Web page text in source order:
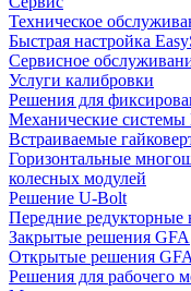
Техническое
Быстрая настройка
Cервисное
Услуги калибровки
Решения для
Механические системы
Встраиваемые
Горизонтальные
колесных модулей
Решение U-Bolt
Передние редукторные
Закрытые решения GFA
Открытые решения GFA
Решения для рабочего